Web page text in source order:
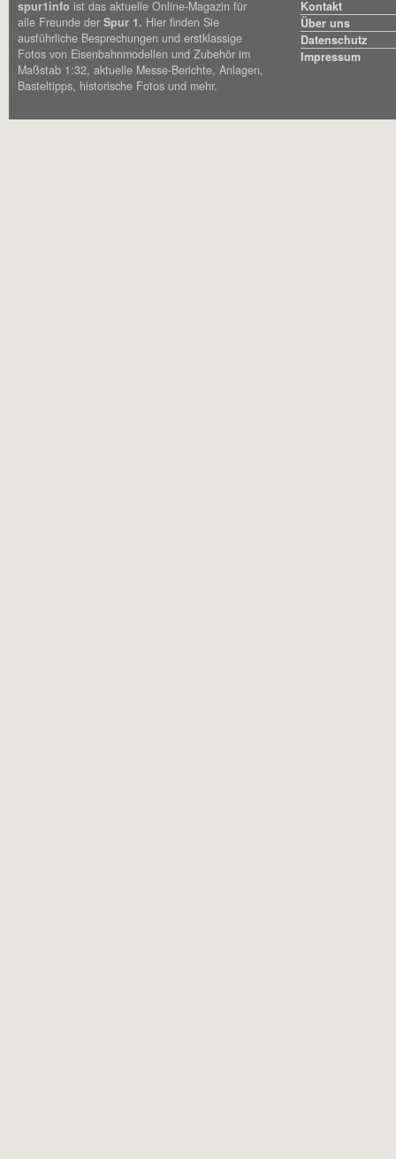
spur1info ist das aktuelle Online-Magazin für
alle Freunde der Spur 1. Hier finden Sie
ausführliche Besprechungen und erstklassige
Fotos von Eisenbahnmodellen und Zubehör im
Maßstab 1:32, aktuelle Messe-Berichte, Anlagen,
Basteltipps, historische Fotos und mehr.
Kontakt
Über uns
Datenschutz
Impressum